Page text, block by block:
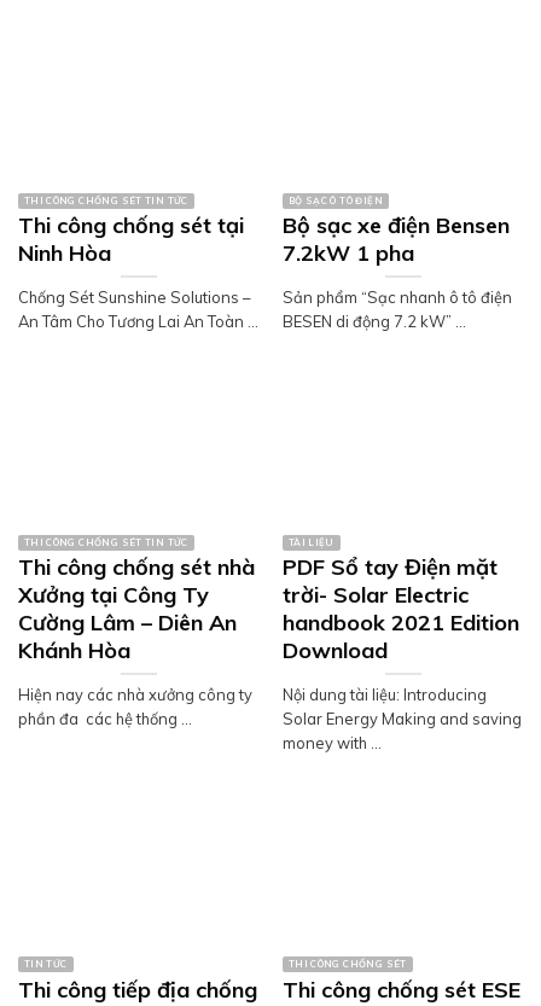
THI CÔNG CHỐNG SÉT TIN TỨC
Thi công chống sét tại
Ninh Hòa
Chống Sét Sunshine Solutions –
An Tâm Cho Tương Lai An Toàn ...
BỘ SẠC Ô TÔ ĐIỆN
Bộ sạc xe điện Bensen
7.2kW 1 pha
Sản phẩm “Sạc nhanh ô tô điện
BESEN di động 7.2 kW” ...
THI CÔNG CHỐNG SÉT TIN TỨC
Thi công chống sét nhà
Xưởng tại Công Ty
Cường Lâm – Diên An
Khánh Hòa
Hiện nay các nhà xưởng công ty
phần đa các hệ thống ...
TÀI LIỆU
PDF Sổ tay Điện mặt
trời- Solar Electric
handbook 2021 Edition
Download
Nội dung tài liệu: Introducing
Solar Energy Making and saving
money with ...
TIN TỨC
Thi công tiếp địa chống
THI CÔNG CHỐNG SÉT
Thi công chống sét ESE